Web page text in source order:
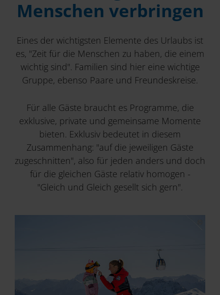
Unternehmen
Marktforschungen & Statistiken
Wissen & Innovation
Service & Mehr
AGBs
Informationsfreiheitsgesetz
Menschen verbringen
Eines der wichtigsten Elemente des Urlaubs ist
es, "Zeit für die Menschen zu haben, die einem
wichtig sind". Familien sind hier eine wichtige
Gruppe, ebenso Paare und Freundeskreise.
Für alle Gäste braucht es Programme, die
exklusive, private und gemeinsame Momente
bieten. Exklusiv bedeutet in diesem
Zusammenhang: "auf die jeweiligen Gäste
zugeschnitten", also für jeden anders und doch
für die gleichen Gäste relativ homogen -
"Gleich und Gleich gesellt sich gern".